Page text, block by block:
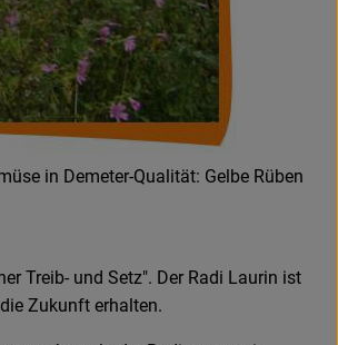
in Demeter-Qualität: Gelbe Rüben
Treib- und Setz". Der Radi Laurin ist
Zukunft erhalten.